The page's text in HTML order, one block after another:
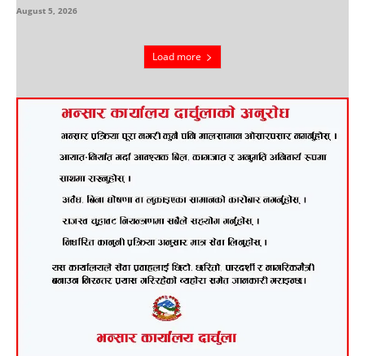
August 5, 2026
Load more